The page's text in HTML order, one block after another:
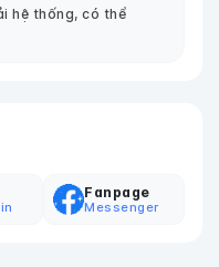
hệ thống, có thể
Fanpage
Messenger